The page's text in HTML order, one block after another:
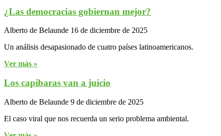
¿Las democracias gobiernan mejor?
Alberto de Belaunde 16 de diciembre de 2025
Un análisis desapasionado de cuatro países latinoamericanos.
Ver más »
Los capibaras van a juicio
Alberto de Belaunde 9 de diciembre de 2025
El caso viral que nos recuerda un serio problema ambiental.